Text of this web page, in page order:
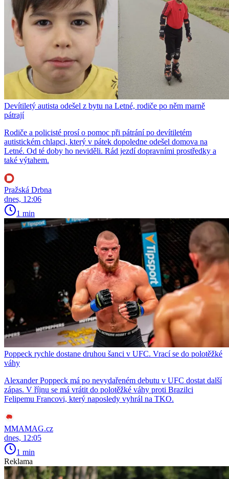
Devítiletý autista odešel z bytu na Letné, rodiče po něm marně
pátrají
Rodiče a policisté prosí o pomoc při pátrání po devítiletém
autistickém chlapci, který v pátek dopoledne odešel domova na
Letné. Od té doby ho neviděli. Rád jezdí dopravními prostředky a
také výtahem.
Pražská Drbna
dnes, 12:06
1 min
Poppeck rychle dostane druhou šanci v UFC. Vrací se do polotěžké
váhy
Alexander Poppeck má po nevydařeném debutu v UFC dostat další
zápas. V říjnu se má vrátit do polotěžké váhy proti Brazilci
Felipemu Francovi, který naposledy vyhrál na TKO.
MMAMAG.cz
dnes, 12:05
1 min
Reklama